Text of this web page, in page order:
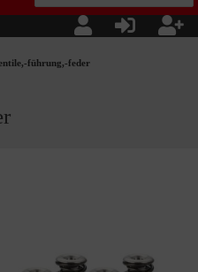
führung,-feder